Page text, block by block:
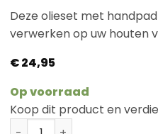
Gewaardeerd
5op 5
gebaseerd
4
klantbeoordelingen
Deze olieset met
verwerken op uw houten
€24,95
Op voorraad
Koop dit product en
Olieset met